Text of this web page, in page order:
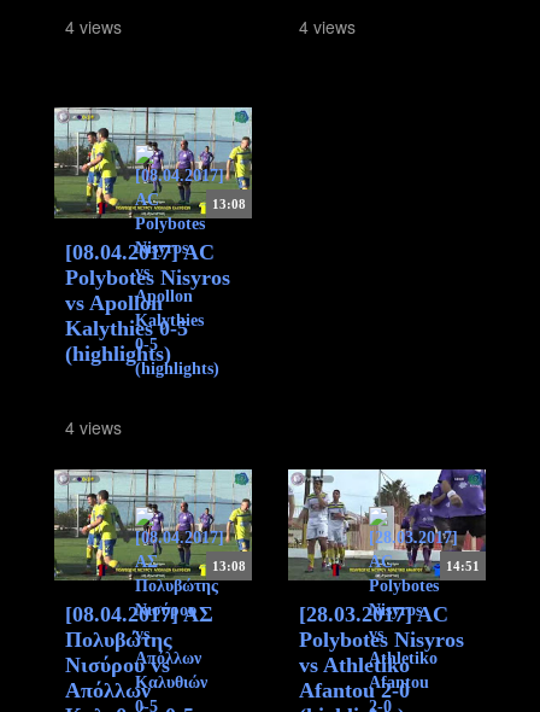
4 views 4 views
13:08
[08.04.2017] AC
Polybotes Nisyros
vs Apollon
Kalythies 0-5
(highlights)
4 views
13:08
[08.04.2017] ΑΣ
Πολυβώτης
Νισύρου vs
Απόλλων
14:51
[28.03.2017] AC
Polybotes Nisyros
vs Athletiko
Afantou 2-0